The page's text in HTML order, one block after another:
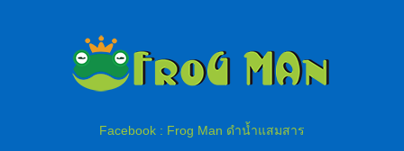
Facebook : Frog Man ดำน้ำแสมสาร